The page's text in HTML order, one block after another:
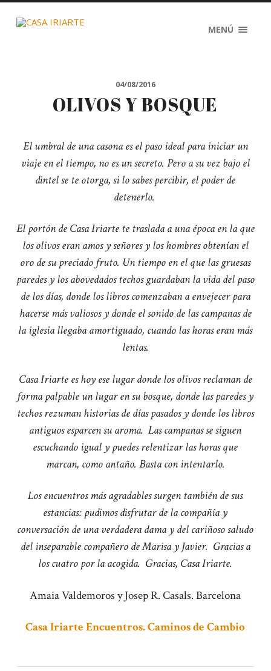
MENÚ
04/08/2016
OLIVOS Y BOSQUE
El umbral de una casona es el paso ideal para iniciar un
viaje en el tiempo, no es un secreto. Pero a su vez bajo el
dintel se te otorga, si lo sabes percibir, el poder de
detenerlo.
El portón de Casa Iriarte te traslada a una época en la que
los olivos eran amos y señores y los hombres obtenían el
oro de su preciado fruto. Un tiempo en el que las gruesas
paredes y los abovedados techos guardaban la vida del paso
de los días, donde los libros comenzaban a envejecer para
hacerse más valiosos y donde el sonido de las campanas de
la iglesia llegaba amortiguado, cuando las horas eran más
lentas.
Casa Iriarte es hoy ese lugar donde los olivos reclaman de
forma palpable un lugar en su bosque, donde las paredes y
techos rezuman historias de días pasados y donde los libros
antiguos esparcen su aroma.Las campanas se siguen
escuchando igual y puedes relentizar las horas que
marcan, como antaño. Basta con intentarlo.
Los encuentros más agradables surgen también de sus
estancias: pudimos disfrutar de la compañía y
conversación de una verdadera dama y del cariñoso saludo
del inseparable compañero de Marisa y Javier. Gracias a
los cuatro por la acogida. Gracias, Casa Iriarte.
Amaia Valdemoros y Josep R. Casals. Barcelona
Casa Iriarte Encuentros. Caminos de Cambio